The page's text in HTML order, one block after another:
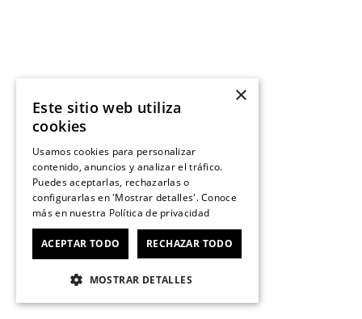
×
Este sitio web utiliza
cookies
Usamos cookies para personalizar
contenido, anuncios y analizar el tráfico.
Puedes aceptarlas, rechazarlas o
configurarlas en 'Mostrar detalles'. Conoce
más en nuestra Política de privacidad
ACEPTAR TODO RECHAZAR TODO
MOSTRAR DETALLES